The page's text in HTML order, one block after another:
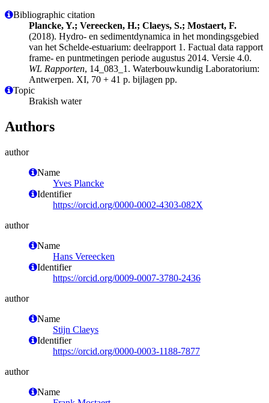
Bibliographic citation
Plancke, Y.; Vereecken, H.; Claeys, S.; Mostaert, F.
(2018). Hydro- en sedimentdynamica in het mondingsgebied
van het Schelde‐estuarium: deelrapport 1. Factual data rapport
frame‐ en puntmetingen periode augustus 2014. Versie 4.0.
WL Rapporten, 14_083_1. Waterbouwkundig Laboratorium:
Antwerpen. XI, 70 + 41 p. bijlagen pp.
Topic
Brakish water
Authors
author
Name
Yves Plancke
Identifier
https://orcid.org/0000-0002-4303-082X
author
Name
Hans Vereecken
Identifier
https://orcid.org/0009-0007-3780-2436
author
Name
Stijn Claeys
Identifier
https://orcid.org/0000-0003-1188-7877
author
Name